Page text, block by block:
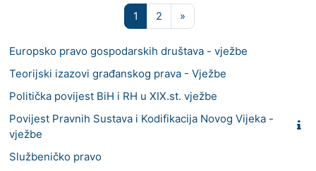
1 Stranica 1
2Stranica 2
»Sljedeća stranica
Europsko pravo gospodarskih društava - vježbe
Teorijski izazovi građanskog prava - Vježbe
Politička povijest BiH i RH u XIX.st. vježbe
Povijest Pravnih Sustava i Kodifikacija Novog Vijeka -
vježbe
Službeničko pravo